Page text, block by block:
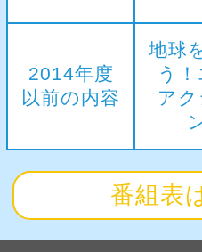
2014年度
以前の内容
地球
う！
アク
番組表